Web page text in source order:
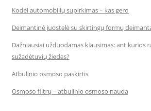
Kodėl automobilių supirkimas – kas gero
Deimantinė juostelė su skirtingų formų
Dažniausiai užduodamas klausimas: ant kurios
sužadėtuvių žiedas?
Atbulinio osmoso paskirtis
Osmoso filtrų – atbulinio osmoso nauda